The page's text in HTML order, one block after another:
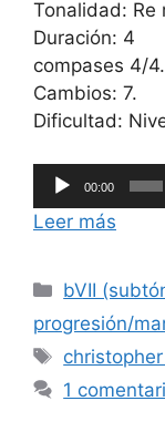
Tonalidad: Re
Duración: 4
compases 4/4.
Cambios: 7.
Dificultad:
Reproductor
de
audio
00:00
Leer más
Categorías
bVII
progresión/
Etiquetas
1